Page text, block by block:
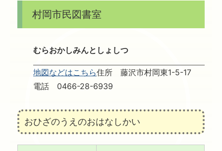
村岡市民図書室
むらおかしみんとしょしつ
地図などはこちら住所 藤沢市村岡東1-5-17
電話 0466-28-6939
おひざのうえのおはなしかい